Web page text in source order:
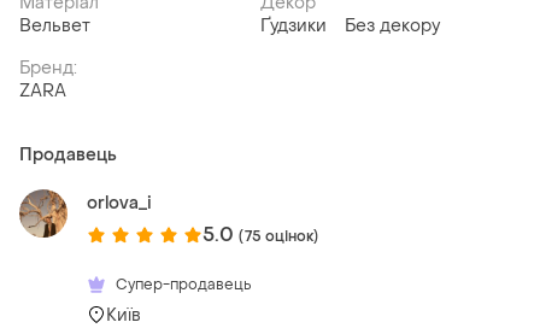
Вельвет
Ґудзики
Без декору
Бренд:
ZARA
Продавець
orlova_i
5.0 (75 оцінок)
Супер-продавець
Київ